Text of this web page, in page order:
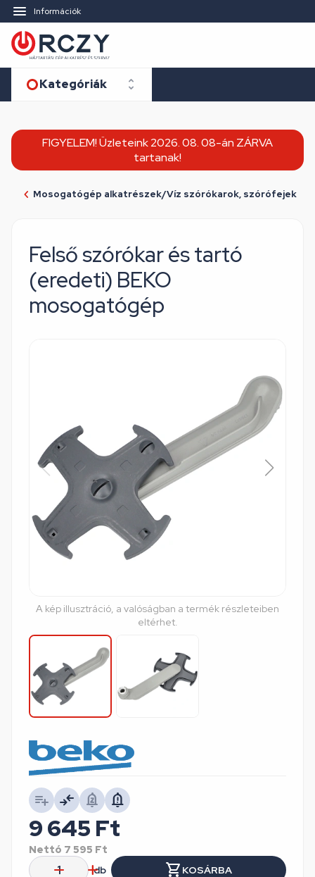
Információk
Kategóriák
FIGYELEM! Üzleteink 2026. 08. 08-án ZÁRVA
tartanak!
Mosogatógép alkatrészek/Víz szórókarok, szórófejek
Felső szórókar és tartó
(eredeti) BEKO
mosogatógép
A kép illusztráció, a valóságban a termék részleteiben
eltérhet.
9 645 Ft
Nettó 7 595 Ft
db
KOSÁRBA